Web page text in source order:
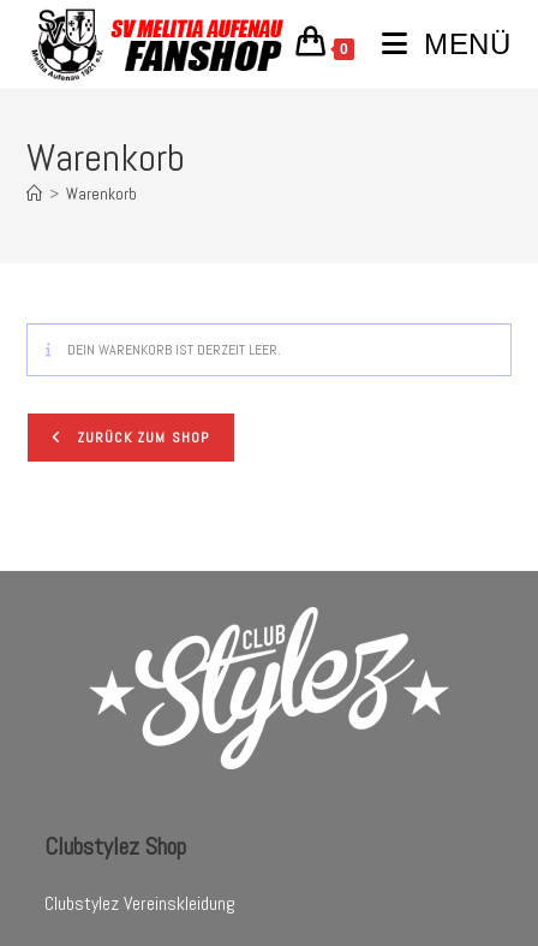
0 MENÜ
Warenkorb
> Warenkorb
DEIN WARENKORB IST DERZEIT LEER.
ZURÜCK ZUM SHOP
Clubstylez Shop
Clubstylez Vereinskleidung